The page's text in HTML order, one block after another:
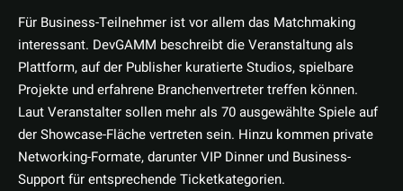
Für Business-Teilnehmer ist vor allem das Matchmaking
interessant. DevGAMM beschreibt die Veranstaltung als
Plattform, auf der Publisher kuratierte Studios, spielbare
Projekte und erfahrene Branchenvertreter treffen können.
Laut Veranstalter sollen mehr als 70 ausgewählte Spiele auf
der Showcase-Fläche vertreten sein. Hinzu kommen private
Networking-Formate, darunter VIP Dinner und Business-
Support für entsprechende Ticketkategorien.